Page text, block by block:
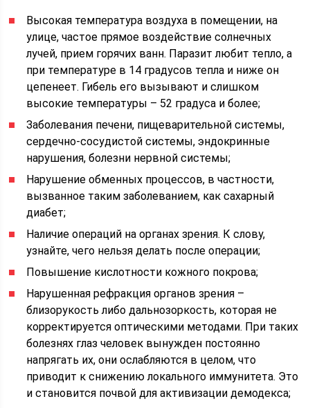
Высокая температура воздуха в помещении, на
улице, частое прямое воздействие солнечных
лучей, прием горячих ванн. Паразит любит тепло, а
при температуре в 14 градусов тепла и ниже он
цепенеет. Гибель его вызывают и слишком
высокие температуры – 52 градуса и более;
Заболевания печени, пищеварительной системы,
сердечно-сосудистой системы, эндокринные
нарушения, болезни нервной системы;
Нарушение обменных процессов, в частности,
вызванное таким заболеванием, как сахарный
диабет;
Наличие операций на органах зрения. К слову,
узнайте, чего нельзя делать после операции;
Повышение кислотности кожного покрова;
Нарушенная рефракция органов зрения –
близорукость либо дальнозоркость, которая не
корректируется оптическими методами. При таких
болезнях глаз человек вынужден постоянно
напрягать их, они ослабляются в целом, что
приводит к снижению локального иммунитета. Это
и становится почвой для активизации демодекса;